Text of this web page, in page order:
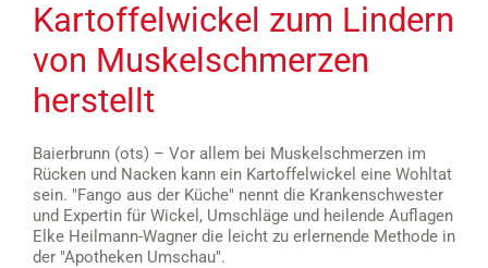
Kartoffelwickel zum Lindern
von Muskelschmerzen
herstellt
Baierbrunn (ots) – Vor allem bei Muskelschmerzen im
Rücken und Nacken kann ein Kartoffelwickel eine Wohltat
sein. "Fango aus der Küche" nennt die Krankenschwester
und Expertin für Wickel, Umschläge und heilende Auflagen
Elke Heilmann-Wagner die leicht zu erlernende Methode in
der "Apotheken Umschau".